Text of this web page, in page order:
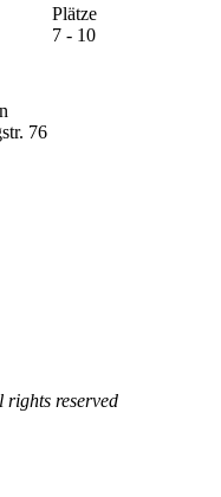
Plätze
7 - 10
76
rights reserved